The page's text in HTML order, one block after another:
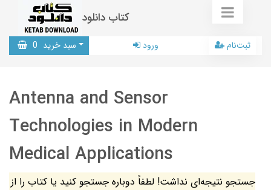
کتاب دانلود
سبد خرید 0 ورود ثبت‌نام
Antenna and Sensor
Technologies in Modern
Medical Applications
جستجو نتیجه‌ای نداشت! لطفاً دوباره جستجو کنید یا کتاب را از